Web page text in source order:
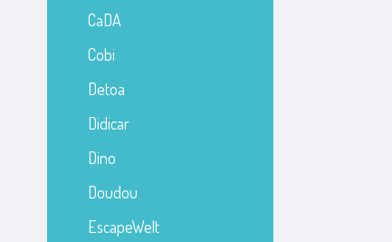
CaDA
Cobi
Detoa
Didicar
Dino
Doudou
EscapeWelt